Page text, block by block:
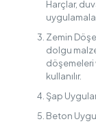
Harçlar,
Zemin
dolgu
döşemeleri
kullanılır.
Şap
Beton